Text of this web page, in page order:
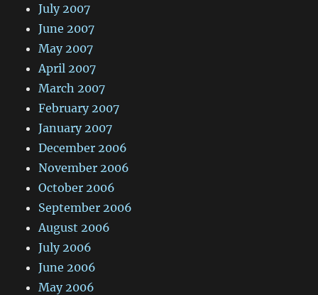
July 2007
June 2007
May 2007
April 2007
March 2007
February 2007
January 2007
December 2006
November 2006
October 2006
September 2006
August 2006
July 2006
June 2006
May 2006